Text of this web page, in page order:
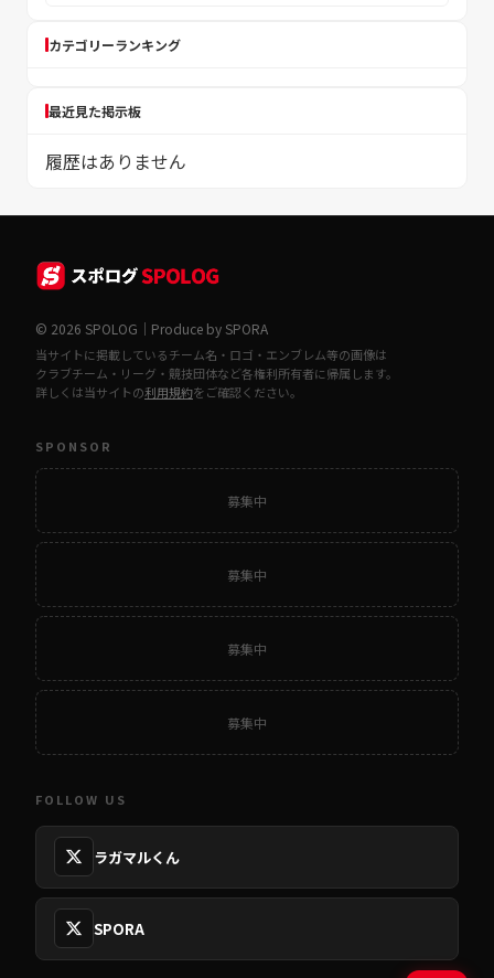
カテゴリーランキング
最近見た掲示板
履歴はありません
© 2026 SPOLOG｜Produce by SPORA
当サイトに掲載しているチーム名・ロゴ・エンブレム等の画像は
クラブチーム・リーグ・競技団体など各権利所有者に帰属します。
詳しくは当サイトの利用規約をご確認ください。
SPONSOR
募集中
募集中
募集中
募集中
FOLLOW US
ラガマルくん
SPORA